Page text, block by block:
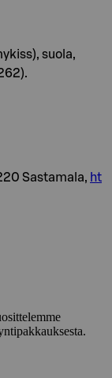
suola,
Sastamala, ht